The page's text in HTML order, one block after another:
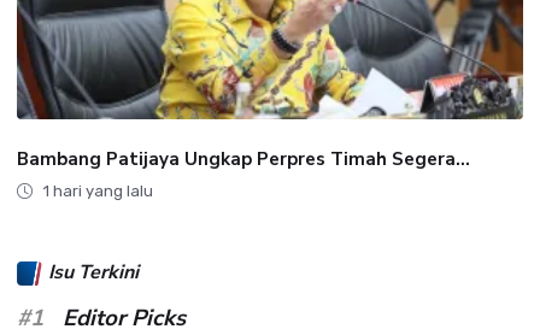
Bambang Patijaya Ungkap Perpres Timah Segera...
1 hari yang lalu
Isu Terkini
#1
Editor Picks